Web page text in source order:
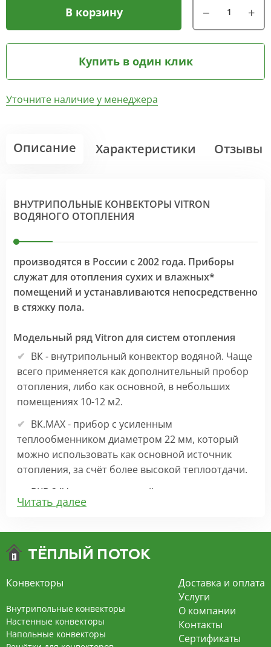
В корзину
Купить в один клик
Уточните наличие у менеджера
Описание Характеристики Отзывы
ВНУТРИПОЛЬНЫЕ КОНВЕКТОРЫ VITRON
ВОДЯНОГО ОТОПЛЕНИЯ
производятся в России с 2002 года. Приборы
служат для отопления сухих и влажных*
помещений и устанавливаются непосредственно
в стяжку пола.
Модельный ряд Vitron для систем отопления
ВК - внутрипольный конвектор водяной. Чаще
всего применяется как дополнительный пробор
отопления, либо как основной, в небольших
помещениях 10-12 м2.
ВК.МАХ - прибор с усиленным
теплообменником диаметром 22 мм, который
можно использовать как основной источник
отопления, за счёт более высокой теплоотдачи.
ВКВ 24V – внутрипольный конвектор
отопления с вентилятором на 24В подходит для
экономит электроэнергию и бесшумно работает.
конвекцией на 220В. За счет тангенциального
вентилятора создает принудительную
конвекцию, что позволяет обогревать
помещения большой площади.
Читать далее
Конвекторы
Внутрипольные конвекторы
Настенные конвекторы
Напольные конвекторы
Доставка и оплата
Услуги
О компании
Контакты
Сертификаты